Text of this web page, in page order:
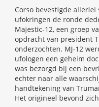
Corso bevestigde
ufokringen de ronde
Majestic-12, een groep
opdracht van president
onderzochten. MJ-12
ufologen een geheim
was bezorgd bij een
echter naar alle
handtekening van
Het origineel bevond